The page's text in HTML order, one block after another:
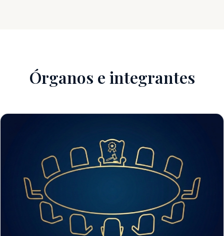
Órganos e integrantes